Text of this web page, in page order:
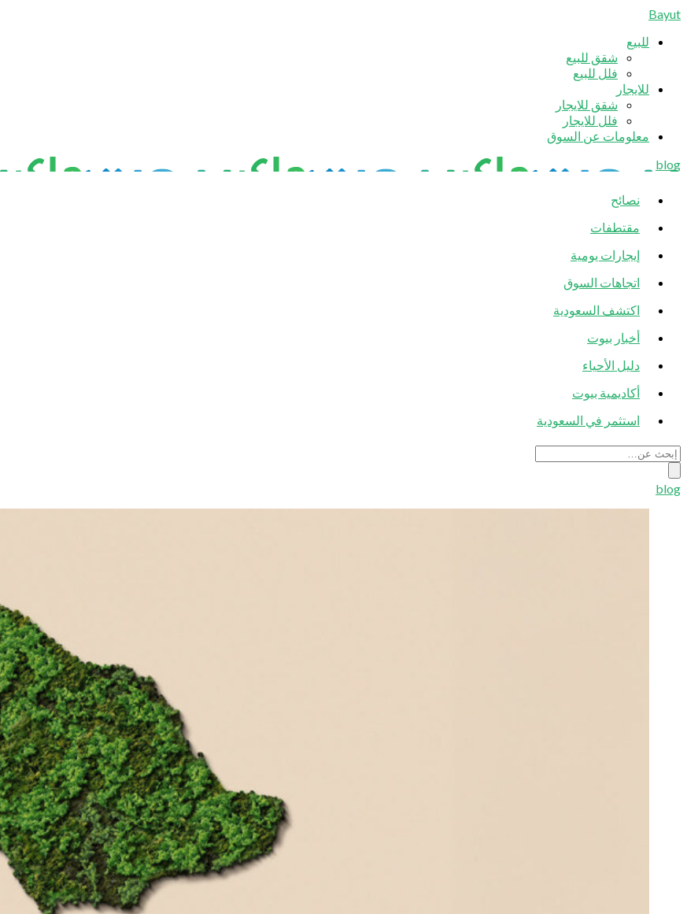
Bayut
للبيع
شقق للبيع
فلل للبيع
للايجار
شقق للايجار
فلل للايجار
معلومات عن السوق
blog
نصائح
مقتطفات
إيجارات يومية
اتجاهات السوق
اكتشف السعودية
أخبار بيوت
دليل الأحياء
أكاديمية بيوت
استثمر في السعودية
blog